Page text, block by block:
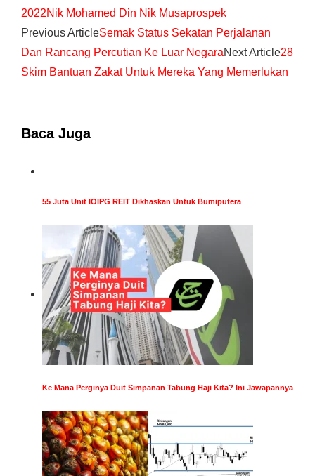
2022Nik Mohamed Din Nik Musaprospek
Previous ArticleSemak Status Sekatan Perjalanan
Dan Rancang Percutian Ke Luar NegaraNext Article28
Skim Bantuan Zakat Untuk Mereka Yang Memerlukan
Baca Juga
55 Juta Unit IOIPG REIT Dikhaskan Untuk Bumiputera
Ke Mana Perginya Duit Simpanan Tabung Haji Kita? Ini Jawapannya